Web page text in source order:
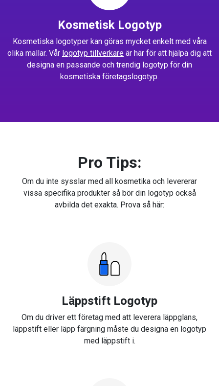
Kosmetisk Logotyp
Kosmetiska logotyper kan göras mycket enkelt med våra
olika mallar. Vår logotyp tillverkare är här för att hjälpa dig att
designa en passande och trendig logotyp för din
kosmetiska företagslogotyp.
Pro Tips:
Om du inte sysslar med all kosmetika och levererar
vissa specifika produkter så bör din logotyp också
avbilda det exakta. Prova så här:
Läppstift Logotyp
Om du driver ett företag med att leverera läppglans,
läppstift eller läpp färgning måste du designa en logotyp
med läppstift i.